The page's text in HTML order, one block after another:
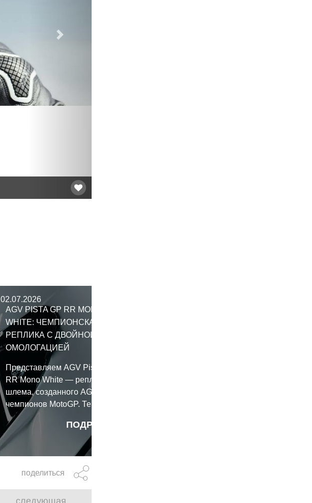
Следующий
02.07.2026
AGV PISTA GP RR MONO
WHITE: ЧЕМПИОНСКАЯ
РЕПЛИКА С ДВОЙНОЙ
ОМОЛОГАЦИЕЙ
ПОДРОБНЕЕ
Представляем AGV Pista GP
RR Mono White — реплику
шлема, созданного AGV для
чемпионов MotoGP. Теперь
этот карбоновый мотошлем
полностью соответствует
новейшим и крайне жёстким
стандартам безопасности ECE
поделиться